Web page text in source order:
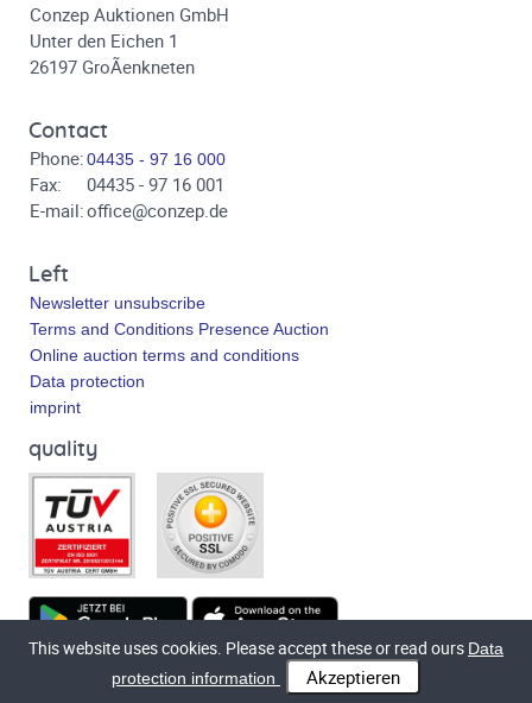
Conzep Auktionen GmbH
Unter den Eichen 1
26197 GroÃenkneten
Contact
Phone:04435 - 97 16 000
Fax:
04435 - 97 16 001
E-mail:office@conzep.de
Left
Newsletter unsubscribe
Terms and Conditions Presence Auction
Online auction terms and conditions
Data protection
imprint
quality
Technical implementationbluetronix.de
This website uses cookies. Please accept these or read ours Data
protection information